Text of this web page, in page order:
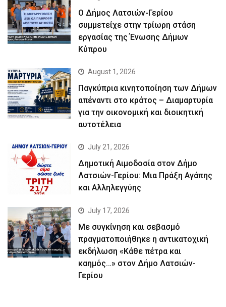
Ο Δήμος Λατσιών-Γερίου
συμμετείχε στην τρίωρη στάση
εργασίας της Ένωσης Δήμων
Κύπρου
August 1, 2026
Παγκύπρια κινητοποίηση των Δήμων
απέναντι στο κράτος – Διαμαρτυρία
για την οικονομική και διοικητική
αυτοτέλεια
July 21, 2026
Δημοτική Αιμοδοσία στον Δήμο
Λατσιών-Γερίου: Μια Πράξη Αγάπης
και Αλληλεγγύης
July 17, 2026
Με συγκίνηση και σεβασμό
πραγματοποιήθηκε η αντικατοχική
εκδήλωση «Κάθε πέτρα και
καημός…» στον Δήμο Λατσιών-
Γερίου